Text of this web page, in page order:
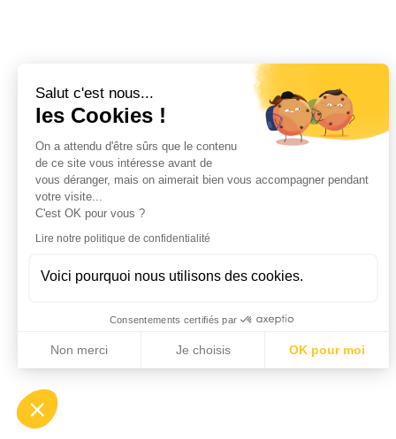
Salut c'est nous...
les Cookies !
On a attendu d'être sûrs que le contenu
de ce site vous intéresse avant de
vous déranger, mais on aimerait bien vous accompagner pendant
votre visite...
C'est OK pour vous ?
Lire notre politique de confidentialité
Voici pourquoi nous utilisons des cookies.
Consentements certifiés par
Non merci Je choisis OK pour moi
Plateforme de Gestion du Consentement : Personnalisez
Notre plateforme vous permet d'adapter et de gérer vos